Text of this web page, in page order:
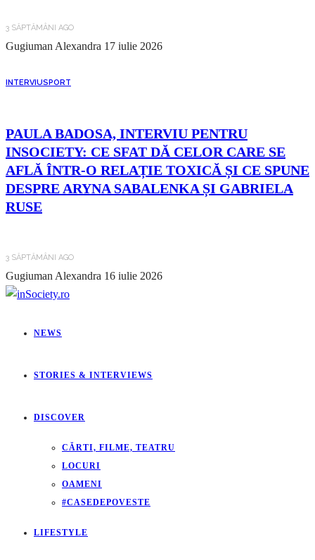
3 SĂPTĂMÂNI AGO
Gugiuman Alexandra 17 iulie 2026
INTERVIUSPORT
PAULA BADOSA, INTERVIU PENTRU
INSOCIETY: CE SFAT DĂ CELOR CARE SE
AFLĂ ÎNTR-O RELAȚIE TOXICĂ ȘI CE SPUNE
DESPRE ARYNA SABALENKA ȘI GABRIELA
RUSE
3 SĂPTĂMÂNI AGO
Gugiuman Alexandra 16 iulie 2026
NEWS
STORIES & INTERVIEWS
DISCOVER
CĂRTI, FILME, TEATRU
LOCURI
OAMENI
#CASEDEPOVESTE
LIFESTYLE